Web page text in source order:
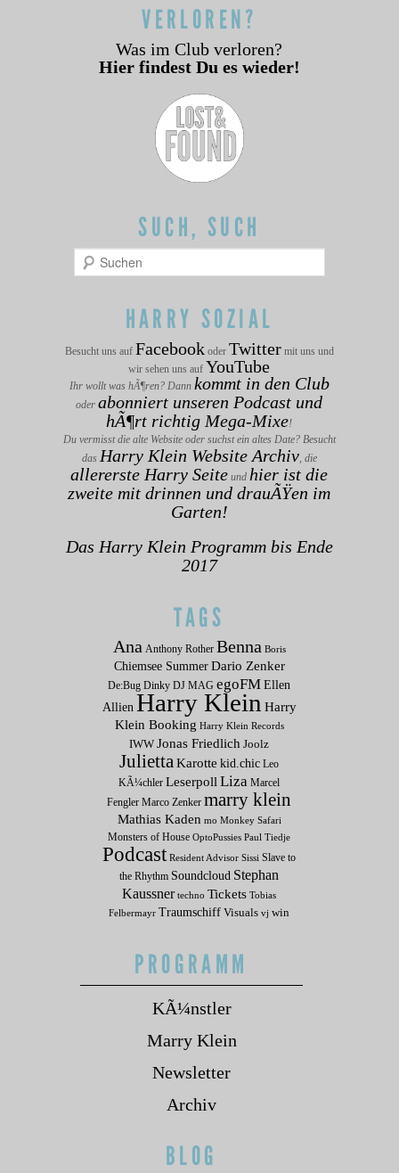
VERLOREN?
Was im Club verloren?
Hier findest Du es wieder!
SUCH, SUCH
Suchen
HARRY SOZIAL
Besucht uns auf Facebookoder Twittermit uns und
wir sehen uns auf YouTube
Ihr wollt was hÃ¶ren? Dann kommt in den Club
oderabonniert unseren Podcast und
hÃ¶rt richtig Mega-Mixe!
Du vermisst die alte Website oder suchst ein altes Date? Besucht
das Harry Klein Website Archiv, die
allererste Harry Seite undhier ist die
zweite mit drinnen und drauÃŸen im
Garten!
Das Harry Klein Programm bis Ende
2017
TAGS
Ana Anthony Rother Benna Boris
Chiemsee Summer Dario Zenker
De:Bug Dinky DJ MAG egoFM Ellen
AllienHarry Klein Harry
Klein Booking Harry Klein Records
IWW Jonas Friedlich Joolz
Julietta Karotte kid.chic Leo
KÃ¼chler Leserpoll Liza Marcel
Fengler Marco Zenker marry klein
Mathias Kaden mo Monkey Safari
Monsters of House OptoPussies Paul Tiedje
Podcast Resident Advisor Sissi Slave to
the Rhythm Soundcloud Stephan
Kaussner techno Tickets Tobias
Felbermayr Traumschiff Visuals vj win
PROGRAMM
KÃ¼nstler
Marry Klein
Newsletter
Archiv
BLOG